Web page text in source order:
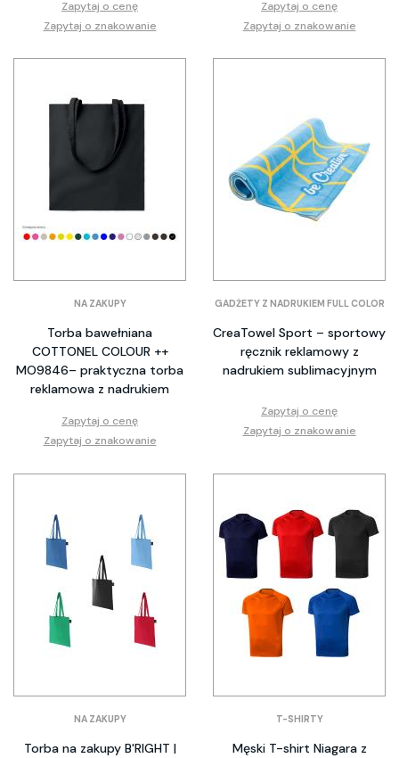
Zapytaj o cenę
Zapytaj o znakowanie
Zapytaj o cenę
Zapytaj o znakowanie
NA ZAKUPY
Torba bawełniana
COTTONEL COLOUR ++
MO9846– praktyczna torba
reklamowa z nadrukiem
Zapytaj o cenę
Zapytaj o znakowanie
GADŻETY Z NADRUKIEM FULL COLOR
CreaTowel Sport – sportowy
ręcznik reklamowy z
nadrukiem sublimacyjnym
Zapytaj o cenę
Zapytaj o znakowanie
NA ZAKUPY
Torba na zakupy B'RIGHT |
T-SHIRTY
Męski T-shirt Niagara z